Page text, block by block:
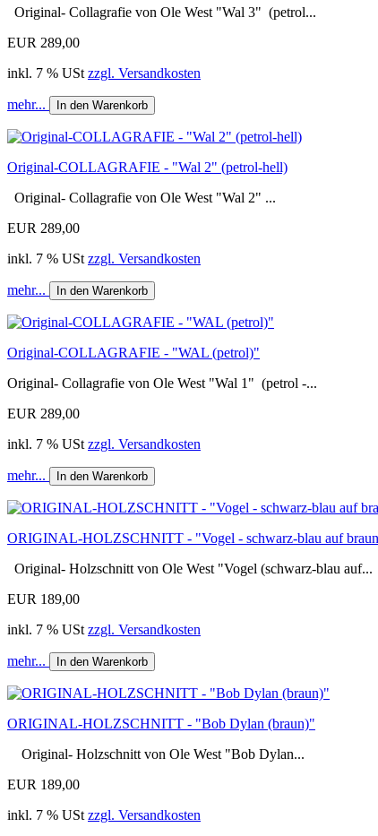
Original- Collagrafie von Ole West "Wal 3" (petrol...
EUR 289,00
inkl. 7 % USt zzgl. Versandkosten
mehr... In den Warenkorb
Original-COLLAGRAFIE - "Wal 2" (petrol-hell)
Original- Collagrafie von Ole West "Wal 2" ...
EUR 289,00
inkl. 7 % USt zzgl. Versandkosten
mehr... In den Warenkorb
Original-COLLAGRAFIE - "WAL (petrol)"
Original- Collagrafie von Ole West "Wal 1" (petrol -...
EUR 289,00
inkl. 7 % USt zzgl. Versandkosten
mehr... In den Warenkorb
ORIGINAL-HOLZSCHNITT - "Vogel - schwarz-blau auf
Original- Holzschnitt von Ole West "Vogel (schwarz-blau auf...
EUR 189,00
inkl. 7 % USt zzgl. Versandkosten
mehr... In den Warenkorb
ORIGINAL-HOLZSCHNITT - "Bob Dylan (braun)"
Original- Holzschnitt von Ole West "Bob Dylan...
EUR 189,00
inkl. 7 % USt zzgl. Versandkosten